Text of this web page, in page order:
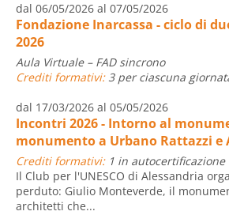
dal 06/05/2026 al 07/05/2026
Fondazione Inarcassa - ciclo di
2026
Aula Virtuale – FAD sincrono
Crediti formativi:3 per ciascuna
dal 17/03/2026 al 05/05/2026
Incontri 2026 - Intorno al
monumento a Urbano Rattazzi e
Crediti formativi:1 in autocertificazione
Il Club per l'UNESCO di Alessandria
perduto: Giulio Monteverde, il
architetti che...